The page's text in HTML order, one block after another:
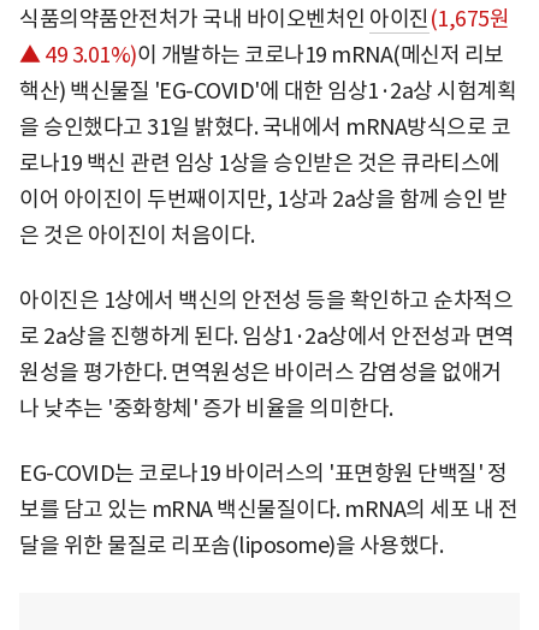
식품의약품안전처가 국내 바이오벤처인 아이진(1,675원
▲ 49 3.01%)이 개발하는 코로나19 mRNA(메신저 리보
핵산) 백신물질 'EG-COVID'에 대한 임상1·2a상 시험계획
을 승인했다고 31일 밝혔다. 국내에서 mRNA방식으로 코
로나19 백신 관련 임상 1상을 승인받은 것은 큐라티스에
이어 아이진이 두번째이지만, 1상과 2a상을 함께 승인 받
은 것은 아이진이 처음이다.
아이진은 1상에서 백신의 안전성 등을 확인하고 순차적으
로 2a상을 진행하게 된다. 임상1·2a상에서 안전성과 면역
원성을 평가한다. 면역원성은 바이러스 감염성을 없애거
나 낮추는 '중화항체' 증가 비율을 의미한다.
EG-COVID는 코로나19 바이러스의 '표면항원 단백질' 정
보를 담고 있는 mRNA 백신물질이다. mRNA의 세포 내 전
달을 위한 물질로 리포솜(liposome)을 사용했다.